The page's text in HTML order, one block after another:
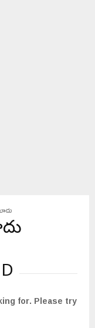
for. Please try